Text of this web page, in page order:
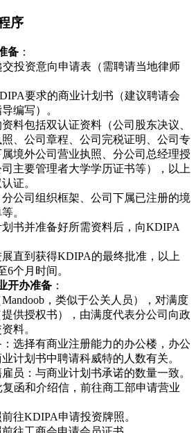
序
备 ：
投资意向申请表（需聘请当地律师
要求的商业计划书（建议聘请会
编写）。
料包括双认证资料（公司股东决议、
、公司章程、公司完税证明、公司专
境外公司营业执照、分公司总经理授
主要管理者大学学历证书等），以上
证。
公司组织框架、公司下属已注册的境
。
书并准备好所需资料后，向KDIPA
直到获得KDIPA的最终批准，以上
6个月时间。
开办准备 ：
，类似于公关人员），对满度
供授权书），由满度代表分公司向政
料。
选择有商业注册能力的办公楼，办公
计划书中聘请科威特的人数有关。
员：与商业计划书承诺的数量一致。
函和介绍信，前往商工部申请营业
往KDIPA申请投资牌照。